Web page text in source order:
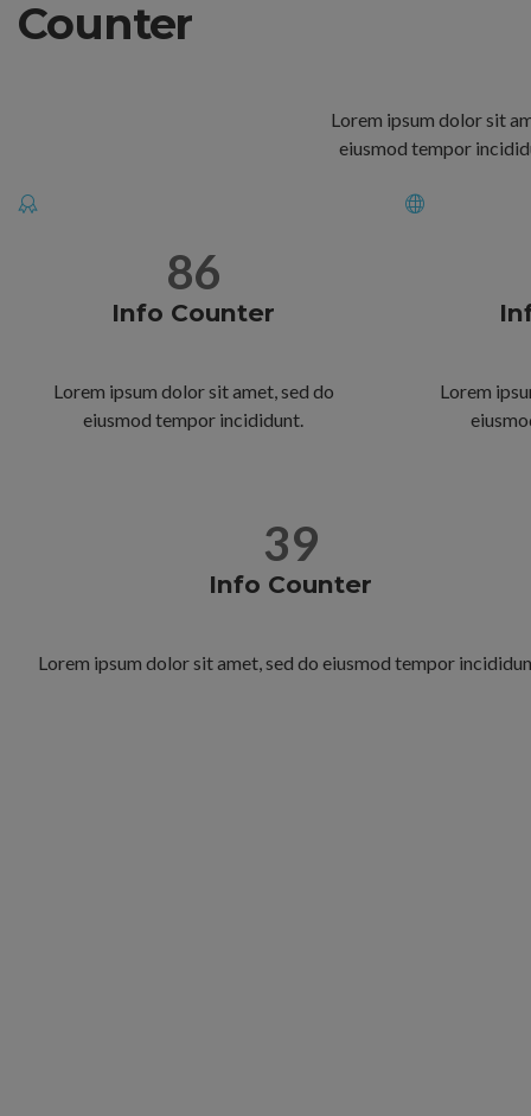
Counter
Lorem ipsum dolor sit
eiusmod tempor
86
Info Counter
Lorem ipsum dolor sit amet, sed do
eiusmod tempor incididunt.
Lorem
39
Info Counter
Lorem ipsum dolor sit amet, sed do eiusmod tempor